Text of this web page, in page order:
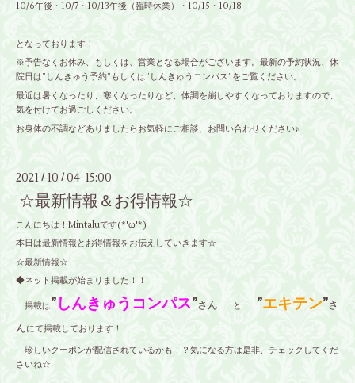
10/6午後・10/7・10/13午後（臨時休業）・10/15・10/18
となっております！
※予告なくお休み、もしくは、営業となる場合がございます。最新の予約状況、休
院日は”しんきゅう予約”もしくは”しんきゅうコンパス”をご覧ください。
最近は暑くなったり、寒くなったりなど、体調を崩しやすくなっておりますので、
気を付けてお過ごしください。
お身体の不調などありましたらお気軽にご相談、お問い合わせください♪
2021 / 10 / 04 15:00
☆最新情報＆お得情報☆
こんにちは！Mintaluです(*'ω'*)
本日は最新情報とお得情報をお伝えしていきます☆
☆最新情報☆
◆ネット掲載が始まりました！！
掲載は”しんきゅうコンパス”さん と ”エキテン”さ
んにて掲載しております！
珍しいクーポンが配信されているかも！？気になる方は是非、チェックしてくだ
さいね☆